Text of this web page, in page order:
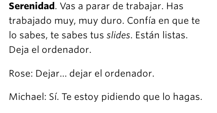
Serenidad. Vas a parar de trabajar. Has
trabajado muy, muy duro. Confía en que te
lo sabes, te sabes tus slides. Están listas.
Deja el ordenador.
Rose: Dejar… dejar el ordenador.
Michael: Sí. Te estoy pidiendo que lo hagas.